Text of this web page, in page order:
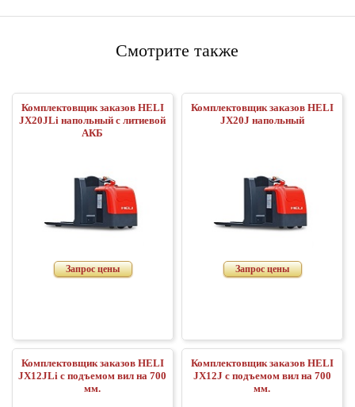
Смотрите также
Комплектовщик заказов HELI
JX20JLi напольный с литиевой
АКБ
Запрос цены
Комплектовщик заказов HELI
JX20J напольный
Запрос цены
Комплектовщик заказов HELI
JX12JLi с подъемом вил на 700
мм.
Комплектовщик заказов HELI
JX12J с подъемом вил на 700
мм.